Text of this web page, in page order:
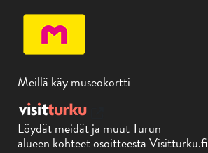
Meillä käy museokortti
Löydät meidät ja muut Turun
alueen kohteet osoitteesta Visitturku.fi